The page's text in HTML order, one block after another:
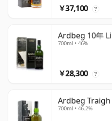
￥37,100 ?
Ardbeg 10年
700ml • 46%
￥28,300 ?
Ardbeg Traigh
700ml • 46.2%